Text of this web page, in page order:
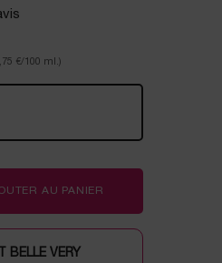
€/100 ml.)
AU PANIER
BELLE VERY